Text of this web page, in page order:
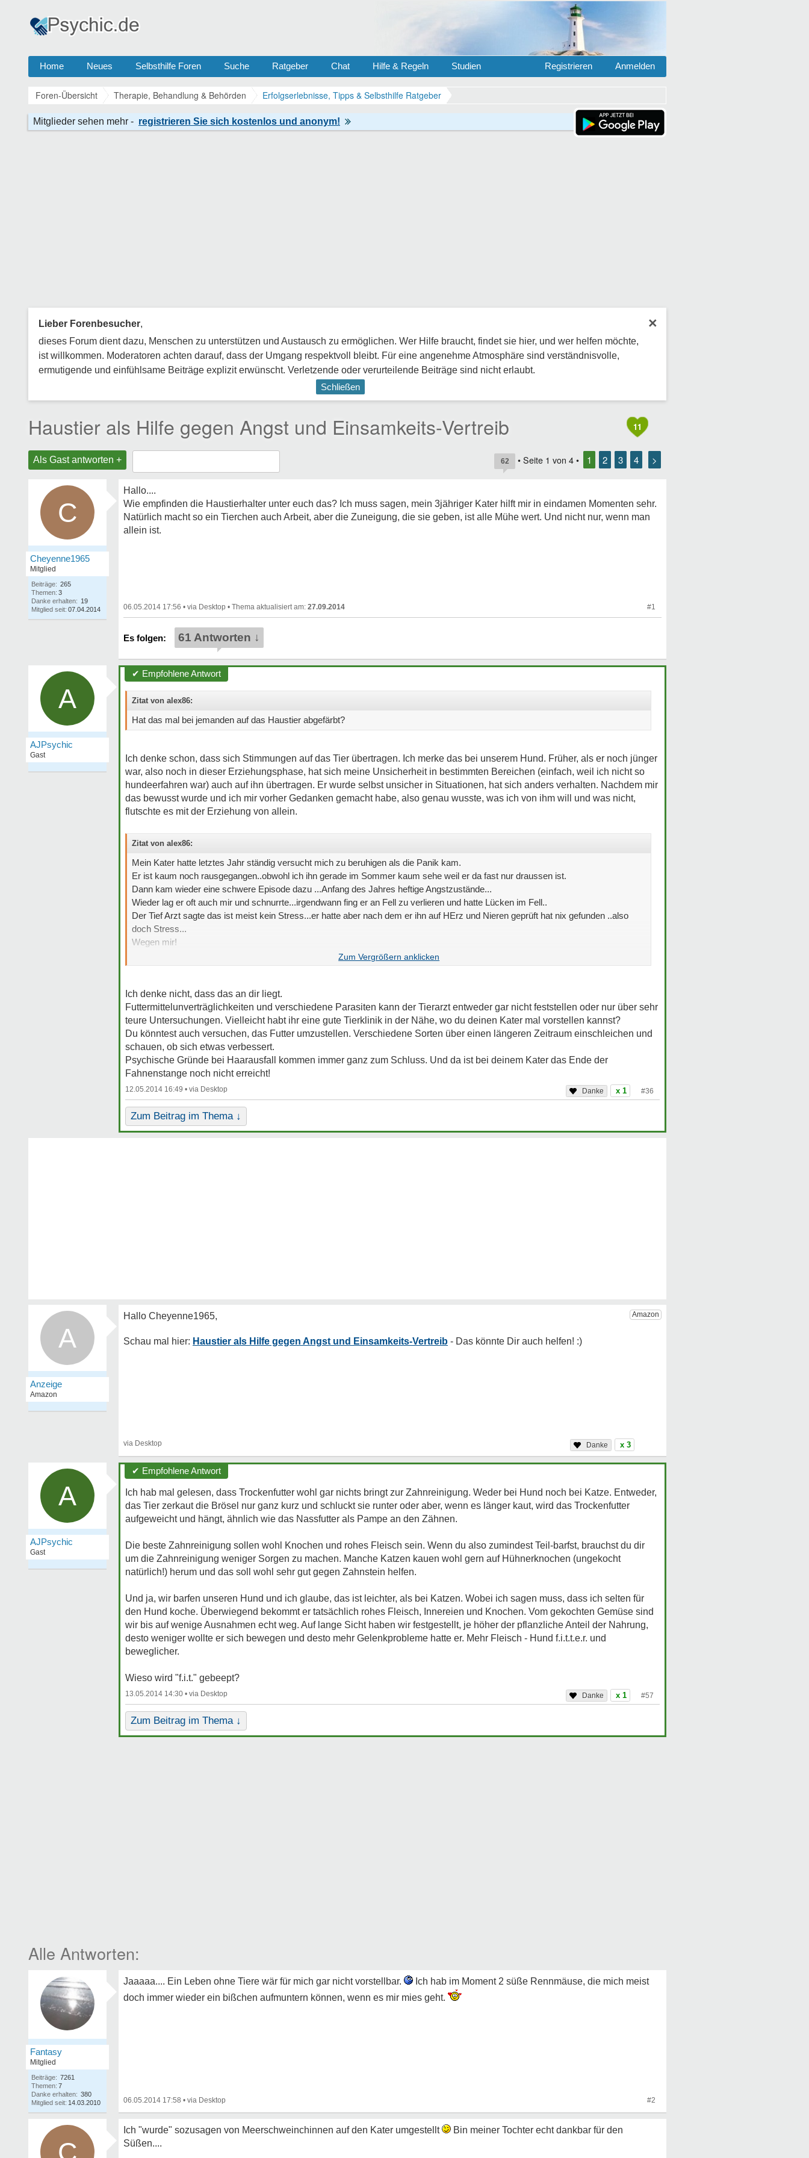
Home Neues Selbsthilfe Foren Suche Ratgeber Chat Hilfe & Regeln Studien Anmelden
Registrieren
Foren-Übersicht Therapie, Behandlung & Behörden Erfolgserlebnisse, Tipps & Selbsthilfe Ratgeber
×
Lieber Forenbesucher,
dieses Forum dient dazu, Menschen zu unterstützen und Austausch zu ermöglichen. Wer Hilfe braucht, findet sie hier, und wer helfen möchte,
ist willkommen. Moderatoren achten darauf, dass der Umgang respektvoll bleibt. Für eine angenehme Atmosphäre sind verständnisvolle,
ermutigende und einfühlsame Beiträge explizit erwünscht. Verletzende oder verurteilende Beiträge sind nicht erlaubt.
Schließen
11
Haustier als Hilfe gegen Angst und Einsamkeits-Vertreib
Als Gast antworten + 62 • Seite 1 von 4 • 1 2 3 4 >
C
Cheyenne1965
Mitglied
Beiträge: 265
Themen: 3
Danke erhalten: 19
Mitglied seit: 07.04.2014
Hallo....
Wie empfinden die Haustierhalter unter euch das? Ich muss sagen, mein 3jähriger Kater hilft mir in eindamen Momenten sehr.
Natürlich macht so ein Tierchen auch Arbeit, aber die Zuneigung, die sie geben, ist alle Mühe wert. Und nicht nur, wenn man
allein ist.
06.05.2014 17:56 • • 27.09.2014 #1
61 Antworten ↓
A
AJPsychic
Gast
✔ Empfohlene Antwort
Zitat von alex86:
Hat das mal bei jemanden auf das Haustier abgefärbt?
Ich denke schon, dass sich Stimmungen auf das Tier übertragen. Ich merke das bei unserem Hund. Früher, als er noch jünger
war, also noch in dieser Erziehungsphase, hat sich meine Unsicherheit in bestimmten Bereichen (einfach, weil ich nicht so
hundeerfahren war) auch auf ihn übertragen. Er wurde selbst unsicher in Situationen, hat sich anders verhalten. Nachdem mir
das bewusst wurde und ich mir vorher Gedanken gemacht habe, also genau wusste, was ich von ihm will und was nicht,
flutschte es mit der Erziehung von allein.
Zitat von alex86:
Mein Kater hatte letztes Jahr ständig versucht mich zu beruhigen als die Panik kam.
Er ist kaum noch rausgegangen..obwohl ich ihn gerade im Sommer kaum sehe weil er da fast nur draussen ist.
Dann kam wieder eine schwere Episode dazu ...Anfang des Jahres heftige Angstzustände...
Wieder lag er oft auch mir und schnurrte...irgendwann fing er an Fell zu verlieren und hatte Lücken im Fell..
Der Tief Arzt sagte das ist meist kein Stress...er hatte aber nach dem er ihn auf HErz und Nieren geprüft hat nix gefunden ..also
doch Stress...
Wegen mir!
Ich denke nicht, dass das an dir liegt.
Futtermittelunverträglichkeiten und verschiedene Parasiten kann der Tierarzt entweder gar nicht feststellen oder nur über sehr
teure Untersuchungen. Vielleicht habt ihr eine gute Tierklinik in der Nähe, wo du deinen Kater mal vorstellen kannst?
Du könntest auch versuchen, das Futter umzustellen. Verschiedene Sorten über einen längeren Zeitraum einschleichen und
schauen, ob sich etwas verbessert.
Psychische Gründe bei Haarausfall kommen immer ganz zum Schluss. Und da ist bei deinem Kater das Ende der
Fahnenstange noch nicht erreicht!
12.05.2014 16:49 • x 1 #36
Zum Beitrag im Thema ↓
A Haustier als Hilfe gegen Angst und Einsamkeits-Vertreib
x 3
A
AJPsychic
Gast
✔ Empfohlene Antwort
Ich hab mal gelesen, dass Trockenfutter wohl gar nichts bringt zur Zahnreinigung. Weder bei Hund noch bei Katze. Entweder,
das Tier zerkaut die Brösel nur ganz kurz und schluckt sie runter oder aber, wenn es länger kaut, wird das Trockenfutter
aufgeweicht und hängt, ähnlich wie das Nassfutter als Pampe an den Zähnen.
Die beste Zahnreinigung sollen wohl Knochen und rohes Fleisch sein. Wenn du also zumindest Teil-barfst, brauchst du dir
um die Zahnreinigung weniger Sorgen zu machen. Manche Katzen kauen wohl gern auf Hühnerknochen (ungekocht
natürlich!) herum und das soll wohl sehr gut gegen Zahnstein helfen.
Und ja, wir barfen unseren Hund und ich glaube, das ist leichter, als bei Katzen. Wobei ich sagen muss, dass ich selten für
den Hund koche. Überwiegend bekommt er tatsächlich rohes Fleisch, Innereien und Knochen. Vom gekochten Gemüse sind
wir bis auf wenige Ausnahmen echt weg. Auf lange Sicht haben wir festgestellt, je höher der pflanzliche Anteil der Nahrung,
desto weniger wollte er sich bewegen und desto mehr Gelenkprobleme hatte er. Mehr Fleisch - Hund f.i.t.t.e.r. und
beweglicher.
Wieso wird "f.i.t." gebeept?
13.05.2014 14:30 • x 1 #57
Zum Beitrag im Thema ↓
Fantasy
Mitglied
Beiträge: 7261
Themen: 7
Danke erhalten: 380
Mitglied seit: 14.03.2010
Jaaaaa.... Ein Leben ohne Tiere wär für mich gar nicht vorstellbar.
Ich hab im Moment 2 süße Rennmäuse, die mich meist
doch immer wieder ein bißchen aufmuntern können, wenn es mir mies geht.
06.05.2014 17:58 • #2
Ich "wurde" sozusagen von Meerschweinchinnen auf den Kater umgestellt
Bin meiner Tochter echt dankbar für den
Süßen....